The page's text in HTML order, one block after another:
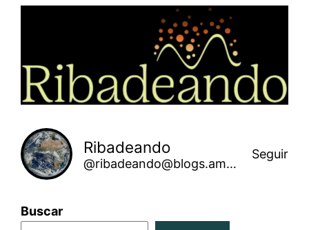
Ribadeando
@ribadeando@blogs.amarinha.gal
Seguir
Buscar